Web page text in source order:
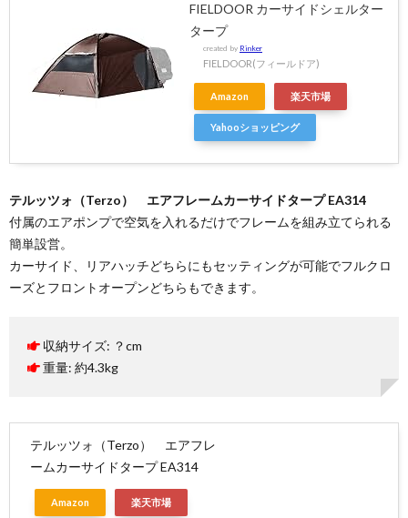
FIELDOOR カーサイドシェルター
タープ
created by Rinker
FIELDOOR(フィールドア)
Amazon 楽天市場
Yahooショッピング
テルッツォ（Terzo） エアフレームカーサイドタープ EA314
付属のエアポンプで空気を入れるだけでフレームを組み立てられる
簡単設営。
カーサイド、リアハッチどちらにもセッティングが可能でフルクロ
ーズとフロントオープンどちらもできます。
収納サイズ: ？cm
重量: 約4.3kg
テルッツォ（Terzo） エアフレ
ームカーサイドタープ EA314
Amazon 楽天市場